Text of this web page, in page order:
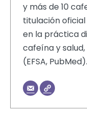
y más de 10
titulación
en la práctica
cafeína y
(EFSA, PubMed).